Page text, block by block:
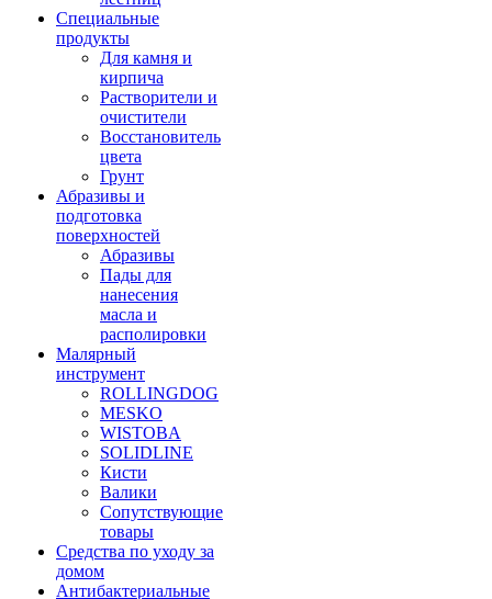
Специальные
продукты
Для камня и
кирпича
Растворители и
очистители
Восстановитель
цвета
Грунт
Абразивы и
подготовка
поверхностей
Абразивы
Пады для
нанесения
масла и
располировки
Малярный
инструмент
ROLLINGDOG
MESKO
WISTOBA
SOLIDLINE
Кисти
Валики
Сопутствующие
товары
Средства по уходу за
домом
Антибактериальные